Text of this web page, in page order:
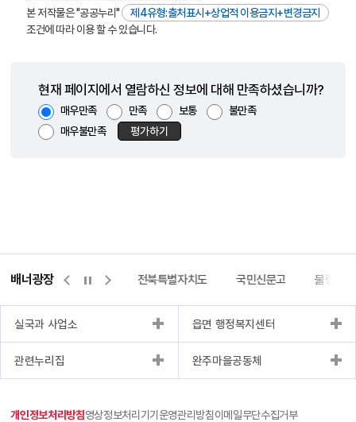
본 저작물은 "공공누리"
제4유형:출처표시+상업적 이용금지+변경금지
조건에 따라 이용 할 수 있습니다.
현재 페이지에서 열람하신 정보에 대해 만족하셨습니까?
매우만족 만족 보통
불만족
매우불만족
평가하기
배너광장
허브포털 완주몰 전북특별자치도 국민신문고 불량식
실국과 사업소 읍면 행정복지센터
관련누리집 완주마을공동체
개인정보처리방침영상정보처리기기운영관리방침이메일무단수집거부